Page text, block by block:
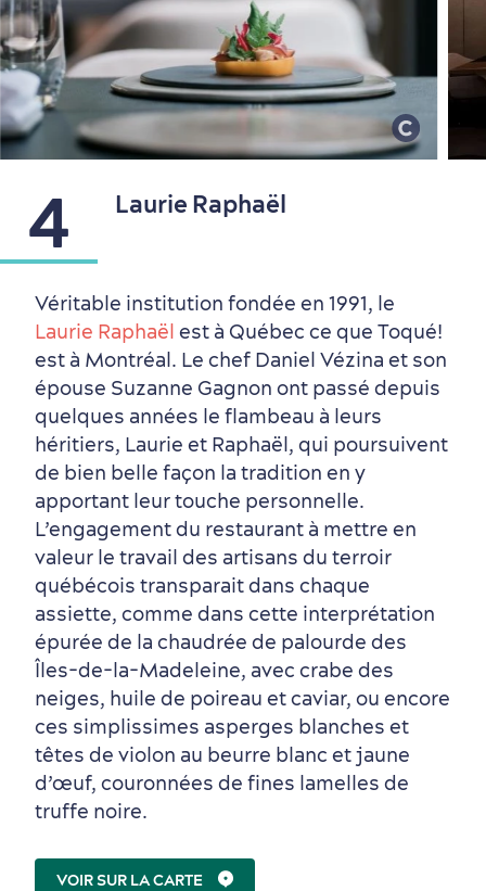
Saisons et climat
Culture animée
écoresponsable
4 Laurie Raphaël
Véritable institution fondée en 1991, le
Laurie Raphaël est à Québec ce que Toqué!
est à Montréal. Le chef Daniel Vézina et son
épouse Suzanne Gagnon ont passé depuis
quelques années le flambeau à leurs
héritiers, Laurie et Raphaël, qui poursuivent
de bien belle façon la tradition en y
apportant leur touche personnelle.
L’engagement du restaurant à mettre en
valeur le travail des artisans du terroir
québécois transparait dans chaque
assiette, comme dans cette interprétation
épurée de la chaudrée de palourde des
Îles-de-la-Madeleine, avec crabe des
neiges, huile de poireau et caviar, ou encore
ces simplissimes asperges blanches et
têtes de violon au beurre blanc et jaune
d’œuf, couronnées de fines lamelles de
truffe noire.
VOIR SUR LA CARTE